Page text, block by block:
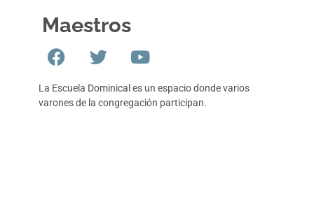
Maestros
La Escuela Dominical es un espacio donde varios
varones de la congregación participan.